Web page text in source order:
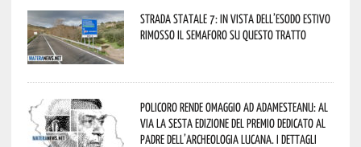
Strada statale 7: in vista dell’esodo estivo
rimosso il semaforo su questo tratto
Policoro rende omaggio ad Adamesteanu: al
via la sesta edizione del Premio dedicato al
padre dell’archeologia lucana. I dettagli